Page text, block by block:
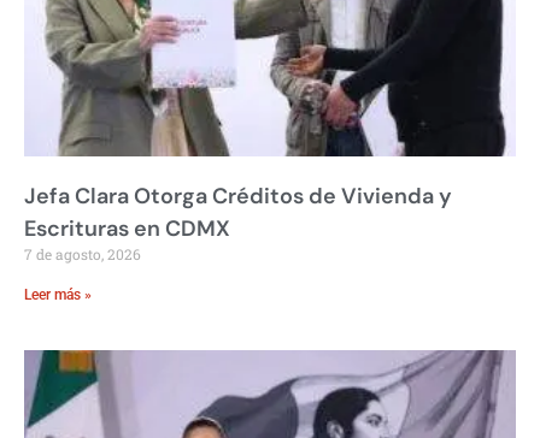
Jefa Clara Otorga Créditos de Vivienda y
Escrituras en CDMX
7 de agosto, 2026
Leer más »